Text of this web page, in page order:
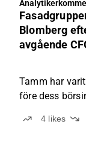
Blomberg
avgående
Tamm har
före dess
för att
4 likes